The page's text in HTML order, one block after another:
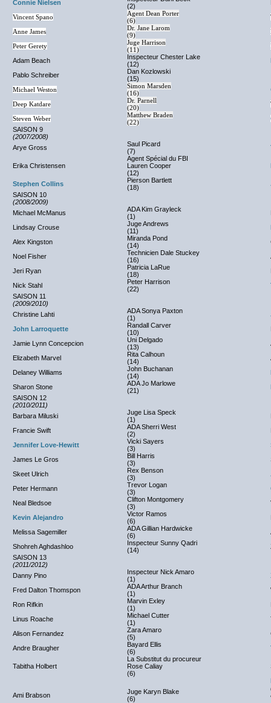
Connie Nielsen
(2)
Vincent Spano
Agent Dean Porter
(6)
Anne James
Dr. Jane Larom
(9)
Peter Gerety
Juge Harrison
(11)
Adam Beach
Inspecteur Chester Lake
(12)
Pablo Schreiber
Dan Kozlowski
(15)
Michael Weston
Simon Marsden
(16)
Deep Katdare
Dr. Parnell
(20)
Steven Weber
Matthew Braden
(22)
SAISON 9
(2007/2008)
Arye Gross
Saul Picard
(7)
Erika Christensen
Agent Spécial du FBI
Lauren Cooper
(12)
Stephen Collins
Pierson Bartlett
(18)
SAISON 10
(2008/2009)
Michael McManus
ADA Kim Grayleck
(1)
Lindsay Crouse
Juge Andrews
(11)
Alex Kingston
Miranda Pond
(14)
Noel Fisher
Technicien Dale Stuckey
(16)
Jeri Ryan
Patricia LaRue
(18)
Nick Stahl
Peter Harrison
(22)
SAISON 11
(2009/2010)
Christine Lahti
ADA Sonya Paxton
(1)
John Larroquette
Randall Carver
(10)
Jamie Lynn Concepcion
Uni Delgado
(13)
Elizabeth Marvel
Rita Calhoun
(14)
Delaney Williams
John Buchanan
(14)
Sharon Stone
ADA Jo Marlowe
(21)
SAISON 12
(2010/2011)
Barbara Miluski
Juge Lisa Speck
(1)
Francie Swift
ADA Sherri West
(2)
Jennifer Love-Hewitt
Vicki Sayers
(3)
James Le Gros
Bill Harris
(3)
Skeet Ulrich
Rex Benson
(3)
Peter Hermann
Trevor Logan
(3)
Neal Bledsoe
Clifton Montgomery
(3)
Kevin Alejandro
Victor Ramos
(6)
Melissa Sagemiller
ADA Gillian Hardwicke
(6)
Shohreh Aghdashloo
Inspecteur Sunny Qadri
(14)
SAISON 13
(2011/2012)
Danny Pino
Inspecteur Nick Amaro
(1)
Fred Dalton Thomspon
ADA Arthur Branch
(1)
Ron Rifkin
Marvin Exley
(1)
Linus Roache
Michael Cutter
(1)
Alison Fernandez
Zara Amaro
(5)
Andre Braugher
Bayard Ellis
(6)
Tabitha Holbert
La Substitut du procureur
Rose Caliay
(6)
Ami Brabson
Juge Karyn Blake
(6)